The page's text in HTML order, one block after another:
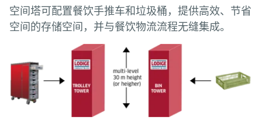
最大手推车/垃圾
桶
250 1,000
手推车的常温或
温控储存
箱/篮的常温或温
操作舒适
存放平台与地面
齐平
开放式平台，可容
纳不同高度的垃圾
可用于不同高度
符合人体工学的设
动解决方案，实现与托盘设置、清洁和出库装载区域
的无缝连接。这种可扩展性使空间塔适用于中型和大
Airport Logistics Solutions
Brochure (07-2025)
下载 (PDF)
空间塔可配置餐饮手推车和垃圾桶，提供高效、节省
空间的存储空间，并与餐饮物流流程无缝集成。